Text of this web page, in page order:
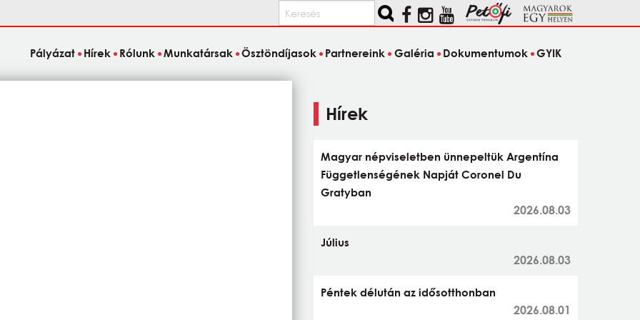
Keresés
Pályázat Hírek Rólunk Munkatársak Ösztöndíjasok Partnereink Galéria Dokumentumok GYIK
Hírek
Magyar népviseletben ünnepeltük Argentína
Függetlenségének Napját Coronel Du
Gratyban
2026.08.03
Július
2026.08.03
Péntek délután az idősotthonban
2026.08.01